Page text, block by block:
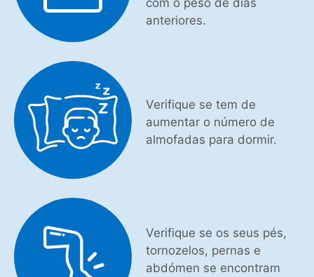
com o peso de dias
anteriores.
Verifique se tem de
aumentar o número de
almofadas para dormir.
Verifique se os seus pés,
tornozelos, pernas e
abdómen se encontram